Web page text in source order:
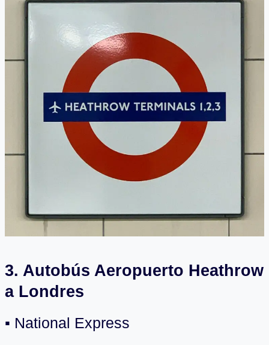
3. Autobús Aeropuerto Heathrow
a Londres
▪ National Express